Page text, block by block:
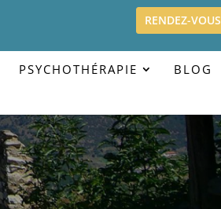
RENDEZ-VOUS
PSYCHOTHÉRAPIE BLOG